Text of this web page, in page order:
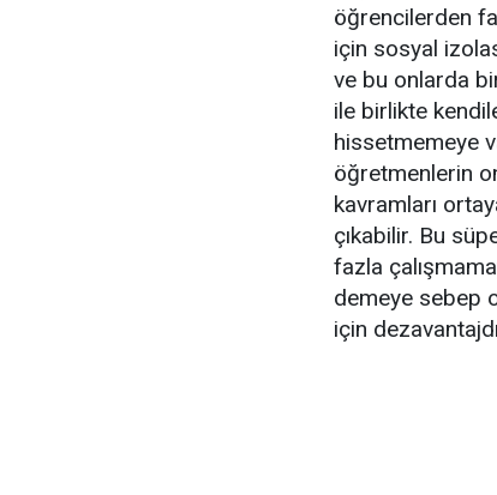
öğrencilerden
için sosyal
ve bu onlarda
ile birlikte
hissetmemeye
öğretmenlerin
kavramları
çıkabilir. Bu
fazla
demeye sebep
için